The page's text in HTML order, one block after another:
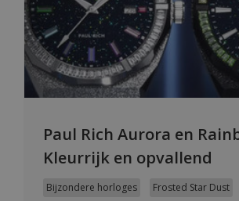
Paul Rich Aurora en
Kleurrijk en opvallend
Bijzondere horloges Frosted Star Dust